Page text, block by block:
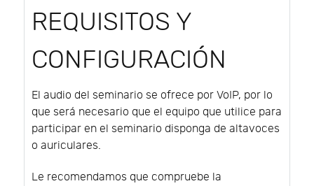
REQUISITOS Y
CONFIGURACIÓN
El audio del seminario se ofrece por VoIP, por lo
que será necesario que el equipo que utilice para
participar en el seminario disponga de altavoces
o auriculares.
Le recomendamos que compruebe la